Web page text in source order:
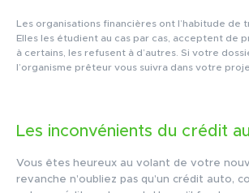
Les organisations financières ont l’habitude de
Elles les étudient au cas par cas, acceptent de
à certains, les refusent à d’autres. Si votre
l’organisme prêteur vous suivra dans votre
Les inconvénients du crédit
Vous êtes heureux au volant de votre
revanche n’oubliez pas qu’un crédit auto,